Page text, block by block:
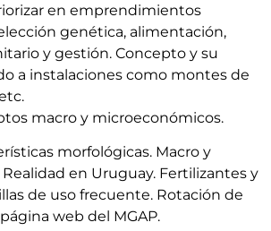
en emprendimientos
genética, alimentación,
y gestión. Concepto y su
a instalaciones como montes de
macro y microeconómicos.
morfológicas. Macro y
en Uruguay. Fertilizantes y
de uso frecuente. Rotación de
web del MGAP.